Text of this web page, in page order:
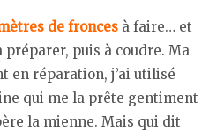
de fronces à faire… et
préparer, puis à coudre. Ma
en réparation, j’ai utilisé
qui me la prête gentiment
la mienne. Mais qui dit